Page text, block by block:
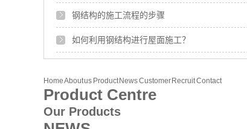
钢结构的施工流程的步骤
如何利用钢结构进行屋面施工？
HomeAbout us Product NewsCustomer RecruitContact
Product Centre
Our Products